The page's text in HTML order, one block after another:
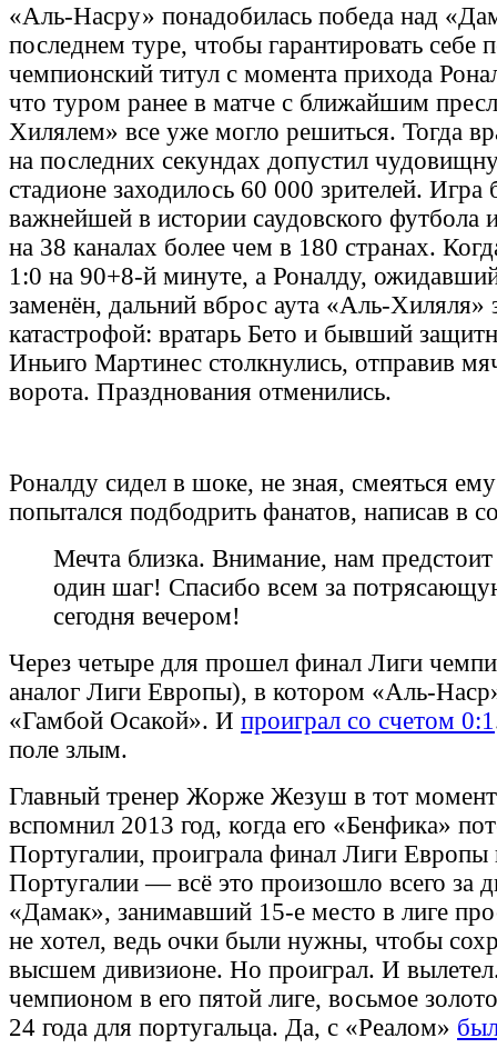
«Аль-Насру» понадобилась победа над
последнем туре, чтобы гарантировать себе
чемпионский титул с момента прихода
что туром ранее в матче с ближайшим
Хилялем» все уже могло решиться. Тогда
на последних секундах допустил
стадионе заходилось 60 000 зрителей. Игра
важнейшей в истории саудовского футбола
на 38 каналах более чем в 180 странах.
1:0 на 90+8-й минуте, а Роналду,
заменён, дальний вброс аута «Аль-Хиляля»
катастрофой: вратарь Бето и бывший
Иньиго Мартинес столкнулись, отправив
ворота. Празднования отменились.
Роналду сидел в шоке, не зная, смеяться
попытался подбодрить фанатов, написав в
Мечта близка. Внимание, нам предстоит
один шаг! Спасибо всем за
сегодня вечером!
Через четыре для прошел финал Лиги
аналог Лиги Европы), в котором «Аль-
«Гамбой Осакой». И проиграл со счетом 0:1
поле злым.
Главный тренер Жорже Жезуш в тот момент
вспомнил 2013 год, когда его «Бенфика»
Португалии, проиграла финал Лиги Европы
Португалии — всё это произошло всего за
«Дамак», занимавший 15-е место в лиге
не хотел, ведь очки были нужны, чтобы
высшем дивизионе. Но проиграл. И
чемпионом в его пятой лиге, восьмое
24 года для португальца. Да, с «Реалом»